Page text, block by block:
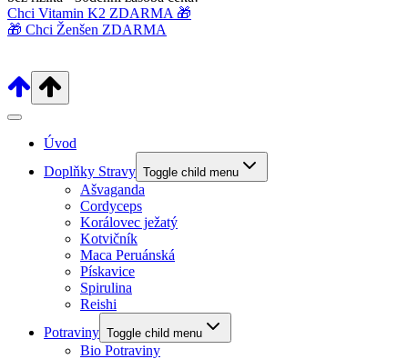
Chci Vitamin K2 ZDARMA 🎁
🎁 Chci Ženšen ZDARMA
Úvod
Doplňky Stravy Toggle child menu
Ašvaganda
Cordyceps
Korálovec ježatý
Kotvičník
Maca Peruánská
Pískavice
Spirulina
Reishi
Potraviny Toggle child menu
Bio Potraviny